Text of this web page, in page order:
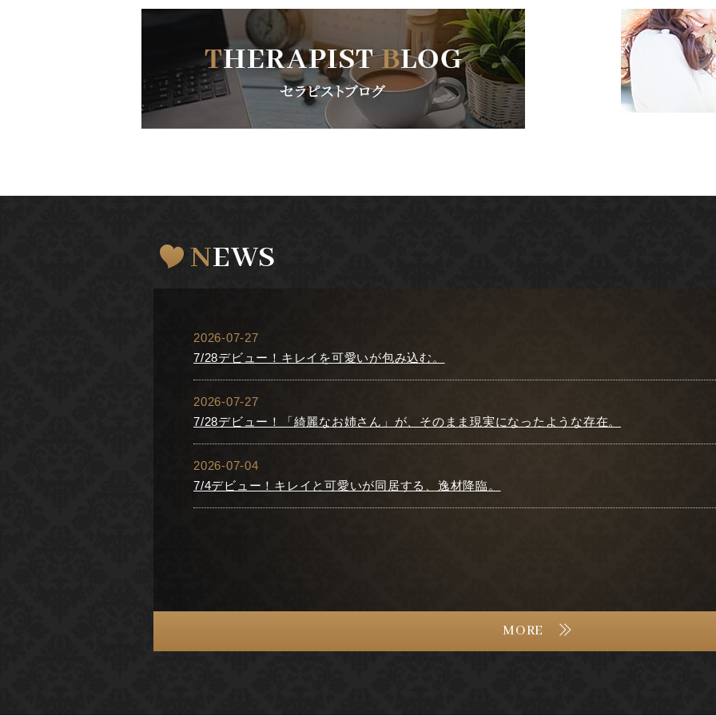
NEWS
2026-07-27
7/28デビュー！キレイを可愛いが包み込む。
2026-07-27
7/28デビュー！「綺麗なお姉さん」が、そのまま現実になったような存在。
2026-07-04
7/4デビュー！キレイと可愛いが同居する、逸材降臨。
MORE